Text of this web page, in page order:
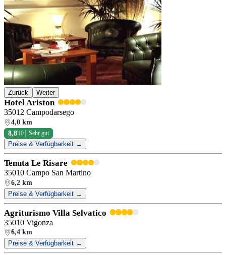
Zurück Weiter
Hotel Ariston
35012 Campodarsego
4,0 km
8,8/10 Sehr gut
Preise & Verfügbarkeit →
Tenuta Le Risare
35010 Campo San Martino
6,2 km
Preise & Verfügbarkeit →
Agriturismo Villa Selvatico
35010 Vigonza
6,4 km
Preise & Verfügbarkeit →